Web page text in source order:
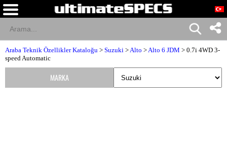
Araba Teknik Özellikler Kataloğu > Suzuki >Alto >Alto 6 JDM > 0.7i 4WD 3-
speed Automatic
MARKA